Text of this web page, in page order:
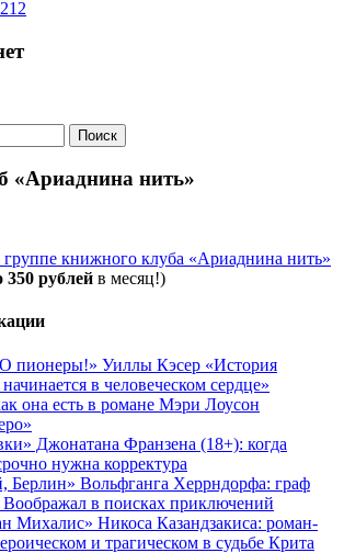
нить»
группе книжного клуба «Ариаднина нить»
350 рублей в месяц!)
пионеры!» Уиллы Кэсер «История
в человеческом сердце»
она есть в романе Мэри Лоусон
Джонатана Франзена (18+): когда
нужна корректура
Берлин» Вольфганга Херрндорфа: граф
в поисках приключений
Михалис» Никоса Казандзакиса: роман-
и трагическом в судьбе Крита